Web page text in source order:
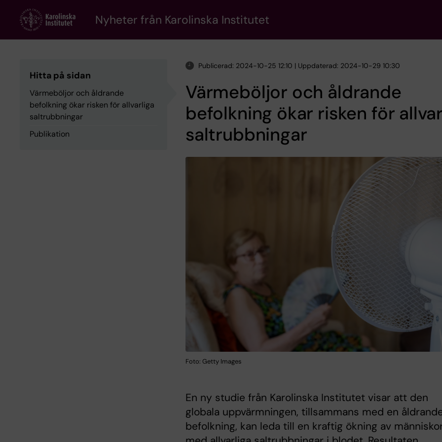
content
Nyheter från Karolinska Institutet
Hitta på sidan
Värmeböljor och åldrande
befolkning ökar risken för allvarliga
saltrubbningar
Publikation
Publicerad: 2024-10-25 12:10 | Uppdaterad: 2024-10-29 10:30
Värmeböljor och åldrande
befolkning ökar risken för
saltrubbningar
Foto: Getty Images
En ny studie från Karolinska Institutet visar att den
globala uppvärmningen, tillsammans med en
befolkning, kan leda till en kraftig ökning av